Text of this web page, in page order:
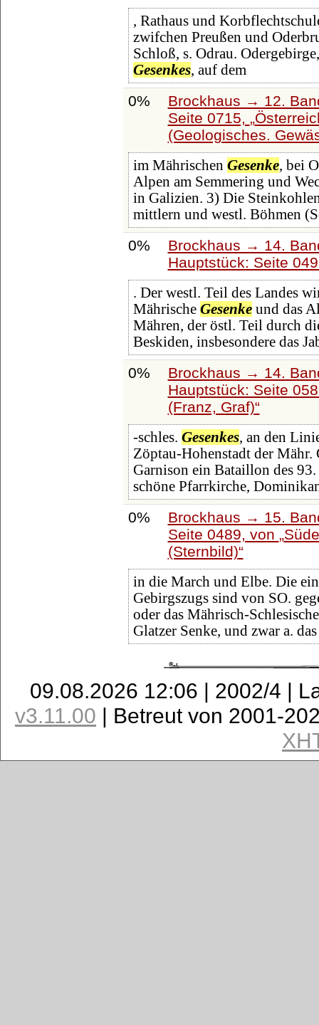
, Rathaus und
zwifchen Preußen und
Schloß, s. Odrau.
Gesenkes, auf dem
0%
Brockhaus → 12.
Seite 0715,
(Geologisches.
im Mährischen Gesenke, bei
Alpen am Semmering und
in Galizien. 3) Die
mittlern und westl. Böhmen
0%
Brockhaus → 14.
Hauptstück: Seite
. Der westl. Teil des Landes
Mährische Gesenkeund das
Mähren, der östl. Teil durch
Beskiden, insbesondere das
0%
Brockhaus → 14.
Hauptstück: Seite
(Franz, Graf)
-schles. Gesenkes, an den
Zöptau-Hohenstadt der Mähr.
Garnison ein Bataillon des
schöne Pfarrkirche,
0%
Brockhaus → 15.
Seite 0489, von
(Sternbild)
in die March und Elbe. Die
Gebirgszugs sind von SO.
oder das Mährisch-
Glatzer Senke, und zwar a.
09.08.2026 12:06 | 2002/4 |
v3.11.00 | Betreut von 2001-